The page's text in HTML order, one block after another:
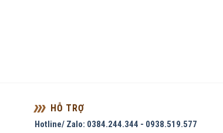
HỖ TRỢ
Hotline/ Zalo: 0384.244.344 - 0938.519.577